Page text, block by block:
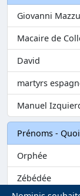
Giovanni
Macaire de
David
martyrs
Manuel
Prénoms -
Orphée
Zébédée